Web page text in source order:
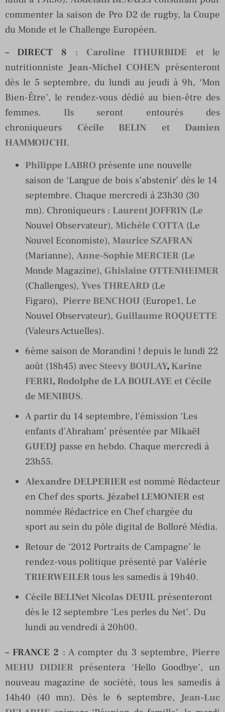
commenter la saison de Pro D2 de rugby, la Coupe
du Monde et le Challenge Européen.
–DIRECT 8 : Caroline ITHURBIDE et le
nutritionniste Jean-Michel COHEN présenteront
dès le 5 septembre, du lundi au jeudi à 9h, ‘Mon
Bien-Être’, le rendez-vous dédié au bien-être des
femmes. Ils seront entourés des
chroniqueurs Cécile BELIN et Damien
HAMMOUCHI.
Philippe LABRO présente une nouvelle
saison de ‘Langue de bois s’abstenir’ dès le 14
septembre. Chaque mercredi à 23h30 (30
mn). Chroniqueurs : Laurent JOFFRIN (Le
Nouvel Observateur), Michèle COTTA (Le
Nouvel Economiste), Maurice SZAFRAN
(Marianne), Anne-Sophie MERCIER (Le
Monde Magazine), Ghislaine OTTENHEIMER
(Challenges), Yves THREARD (Le
Figaro), Pierre BENCHOU (Europe1, Le
Nouvel Observateur), Guillaume ROQUETTE
(Valeurs Actuelles).
6ème saison de Morandini ! depuis le lundi 22
août (18h45) avec Steevy BOULAY, Karine
FERRI, Rodolphe de LA BOULAYE et Cécile
de MENIBUS.
A partir du 14 septembre, l’émission ‘Les
enfants d’Abraham’ présentée par Mikaël
GUEDJ passe en hebdo. Chaque mercredi à
23h55.
Alexandre DELPERIER est nommé Rédacteur
en Chef des sports. Jézabel LEMONIER est
nommée Rédactrice en Chef chargée du
sport au sein du pôle digital de Bolloré Média.
Retour de ‘2012 Portraits de Campagne’ le
rendez-vous politique présenté par Valérie
TRIERWEILER tous les samedis à 19h40.
Cécile BELINet Nicolas DEUIL présenteront
dès le 12 septembre ‘Les perles du Net’. Du
lundi au vendredi à 20h00.
– FRANCE 2 : A compter du 3 septembre, Pierre
MEHU DIDIER présentera ‘Hello Goodbye’, un
nouveau magazine de société, tous les samedis à
14h40 (40 mn). Dès le 6 septembre, Jean-Luc